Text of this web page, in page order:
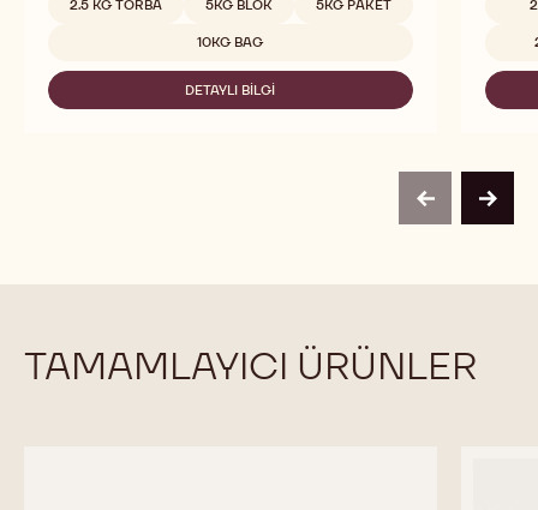
2.5 KG TORBA 5KG BLOK 5KG PAKET
10KG BAG
DETAYLI BILGI
-
previousnext
TAMAMLAYICI ÜRÜNLER